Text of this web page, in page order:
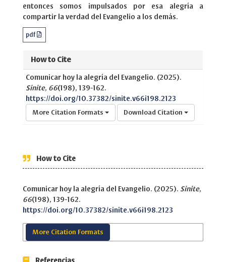
entonces somos impulsados por esa alegría a
compartir la verdad del Evangelio a los demás.
pdf
How to Cite
Comunicar hoy la alegría del Evangelio. (2025).
Sinite, 66(198), 139-162.
https://doi.org/10.37382/sinite.v66i198.2123
More Citation Formats Download Citation
How to Cite
Comunicar hoy la alegría del Evangelio. (2025). Sinite,
66(198), 139-162.
https://doi.org/10.37382/sinite.v66i198.2123
More Citation Formats